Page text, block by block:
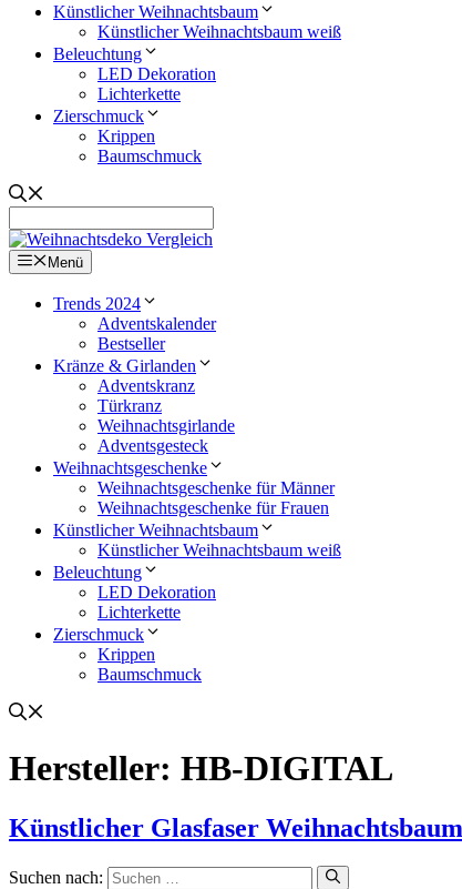
Künstlicher Weihnachtsbaum
Künstlicher Weihnachtsbaum weiß
Beleuchtung
LED Dekoration
Lichterkette
Zierschmuck
Krippen
Baumschmuck
Menü
Trends 2024
Adventskalender
Bestseller
Kränze & Girlanden
Adventskranz
Türkranz
Weihnachtsgirlande
Adventsgesteck
Weihnachtsgeschenke
Weihnachtsgeschenke für Männer
Weihnachtsgeschenke für Frauen
Künstlicher Weihnachtsbaum
Künstlicher Weihnachtsbaum weiß
Beleuchtung
LED Dekoration
Lichterkette
Zierschmuck
Krippen
Baumschmuck
Hersteller: HB-DIGITAL
Künstlicher Glasfaser
Suchen nach: